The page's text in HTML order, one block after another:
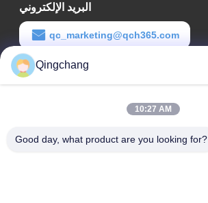
البريد الإلكتروني
qc_marketing@qch365.com
وقت العمل
عنوان الشركة
Qingchang
10:27 AM
Good day, what product are you looking for?